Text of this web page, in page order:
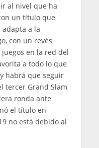
al nivel que ha
un título que
adapta a la
con un revés
en la red del
a todo lo que
habrá que seguir
tercer Grand Slam
ronda ante
el título en
no está debido al